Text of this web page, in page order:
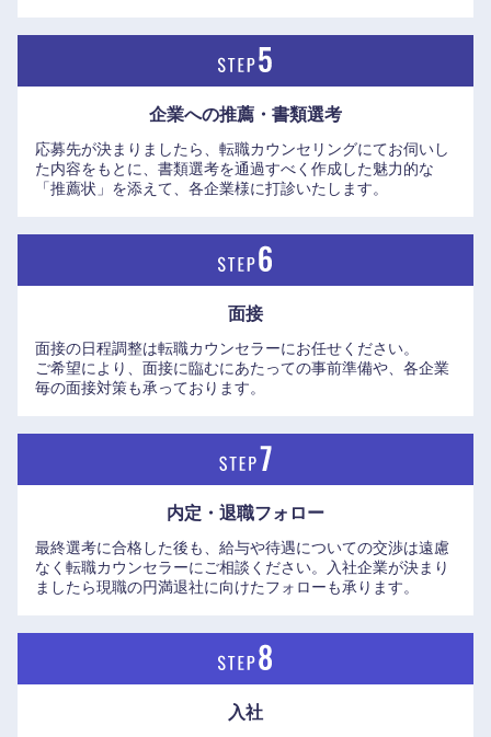
企業への推薦・書類選考
応募先が決まりましたら、転職カウンセリングにてお伺いし
た内容をもとに、書類選考を通過すべく作成した魅力的な
「推薦状」を添えて、各企業様に打診いたします。
面接
面接の日程調整は転職カウンセラーにお任せください。
ご希望により、面接に臨むにあたっての事前準備や、各企業
毎の面接対策も承っております。
内定・退職フォロー
最終選考に合格した後も、給与や待遇についての交渉は遠慮
なく転職カウンセラーにご相談ください。入社企業が決まり
ましたら現職の円満退社に向けたフォローも承ります。
入社
鳥取県 島根県
岡山県 広島県
高知県